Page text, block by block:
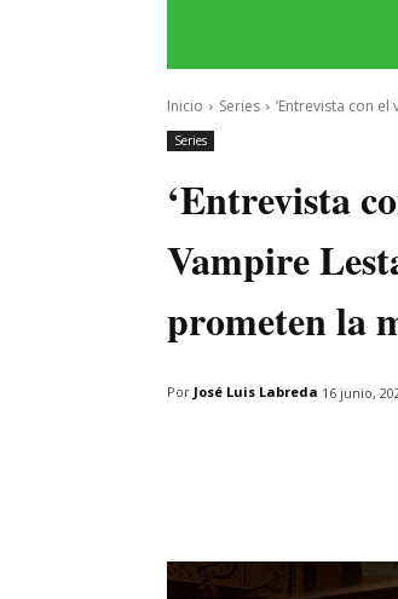
Inicio Series ‘Entrevista con
Series
‘Entrevista
Vampire
prometen la
Por José Luis Labreda 16 junio,